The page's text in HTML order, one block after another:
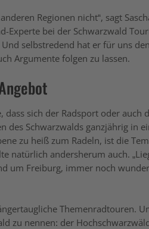
Regionen nicht“, sagt
Experte bei der Schwarzwald
selbstredend hat er für uns
Argumente folgen zu lassen.
dass sich der Radsport oder
des Schwarzwalds ganzjährig in
zu heiß zum Radeln, ist die
natürlich andersherum auch.
um Freiburg, immer noch
Themenradtouren.
zu nennen: der